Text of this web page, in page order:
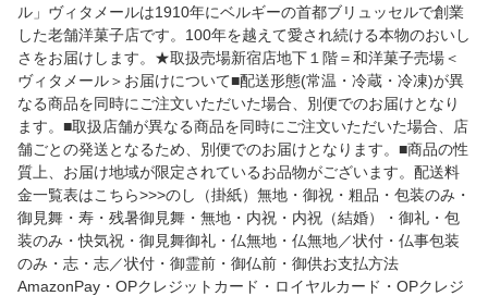
ビジネス・その他サービス
ル」ヴィタメールは1910年にベルギーの首都ブリュッセルで創業
した老舗洋菓子店です。100年を越えて愛され続ける本物のおいし
さをお届けします。★取扱売場新宿店地下１階＝和洋菓子売場＜
ヴィタメール＞お届けについて■配送形態(常温・冷蔵・冷凍)が異
なる商品を同時にご注文いただいた場合、別便でのお届けとなり
ます。■取扱店舗が異なる商品を同時にご注文いただいた場合、店
舗ごとの発送となるため、別便でのお届けとなります。■商品の性
質上、お届け地域が限定されているお品物がございます。配送料
金一覧表はこちら>>>のし（掛紙）無地・御祝・粗品・包装のみ・
御見舞・寿・残暑御見舞・無地・内祝・内祝（結婚）・御礼・包
装のみ・快気祝・御見舞御礼・仏無地・仏無地／状付・仏事包装
のみ・志・志／状付・御霊前・御仏前・御供お支払方法
AmazonPay・OPクレジットカード・ロイヤルカード・OPクレジ